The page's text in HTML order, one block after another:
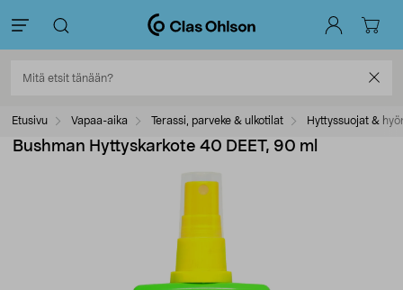
Etusivu Vapaa-aika Terassi, parveke & ulkotilat Hyttyssuojat &
Bushman Hyttyskarkote 40 DEET, 90 ml